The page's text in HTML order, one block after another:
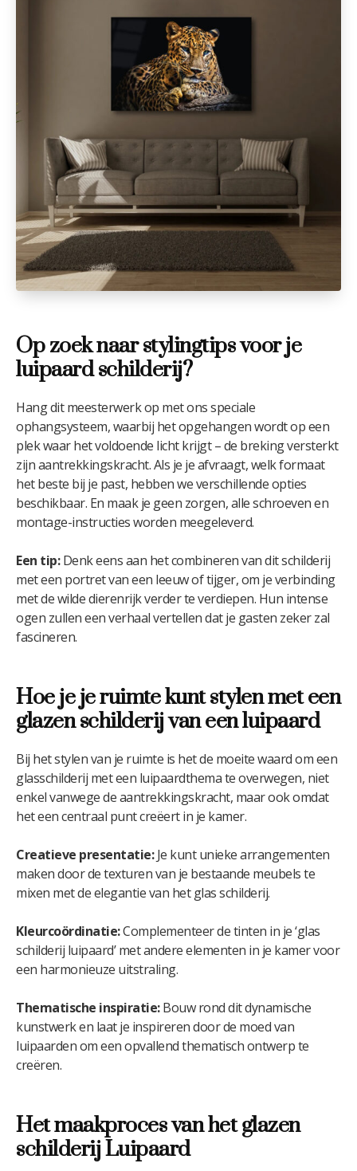
Op zoek naar stylingtips voor je
luipaard schilderij?
Hang dit meesterwerk op met ons speciale
ophangsysteem, waarbij het opgehangen wordt op een
plek waar het voldoende licht krijgt – de breking versterkt
zijn aantrekkingskracht. Als je je afvraagt, welk formaat
het beste bij je past, hebben we verschillende opties
beschikbaar. En maak je geen zorgen, alle schroeven en
montage-instructies worden meegeleverd.
Een tip:Denk eens aan het combineren van dit schilderij
met een portret van een leeuw of tijger, om je verbinding
met de wilde dierenrijk verder te verdiepen. Hun intense
ogen zullen een verhaal vertellen dat je gasten zeker zal
fascineren.
Hoe je je ruimte kunt stylen met een
glazen schilderij van een luipaard
Bij het stylen van je ruimte is het de moeite waard om een
glasschilderij met een luipaardthema te overwegen, niet
enkel vanwege de aantrekkingskracht, maar ook omdat
het een centraal punt creëert in je kamer.
Creatieve presentatie:Je kunt unieke arrangementen
maken door de texturen van je bestaande meubels te
mixen met de elegantie van het glas schilderij.
Kleurcoördinatie:Complementeer de tinten in je ‘glas
schilderij luipaard’ met andere elementen in je kamer voor
een harmonieuze uitstraling.
Thematische inspiratie:Bouw rond dit dynamische
kunstwerk en laat je inspireren door de moed van
luipaarden om een opvallend thematisch ontwerp te
creëren.
Het maakproces van het glazen
schilderij Luipaard